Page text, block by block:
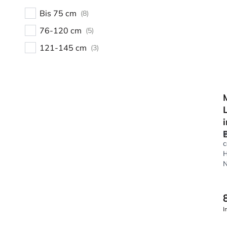
Bis 75 cm (8)
76-120 cm (5)
121-145 cm (3)